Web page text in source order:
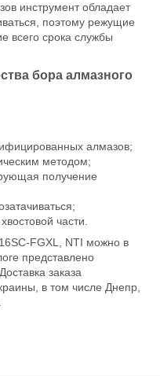
инструмент обладает
поэтому режущие
всего срока службы
бора алмазного
алмазов;
методом;
получение
части.
FGXL, NTI можно в
представлено
заказа
в том числе Днепр,